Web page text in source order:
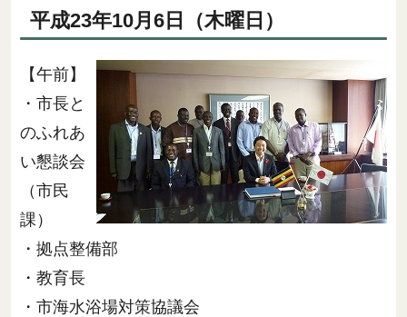
平成23年10月6日（木曜日）
【午前】
・市長と
のふれあ
い懇談会
（市民
課）
・拠点整備部
・教育長
・市海水浴場対策協議会